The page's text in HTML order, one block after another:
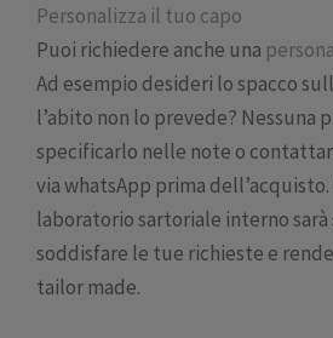
Personalizza il tuo capo
Puoi richiedere anche una
Ad esempio desideri lo spacco
l’abito non lo prevede? Nessuna
specificarlo nelle note o
via whatsApp prima
laboratorio sartoriale interno
soddisfare le tue richieste e
tailor made.